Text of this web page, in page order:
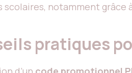
scolaires, notamment grâce
pratiques